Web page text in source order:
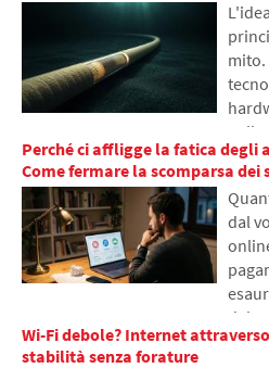
fibre
loro
Perché ci affligge la fatica degli
Come fermare la scomparsa dei
dal
dal
Wi-Fi debole? Internet
stabilità senza forature